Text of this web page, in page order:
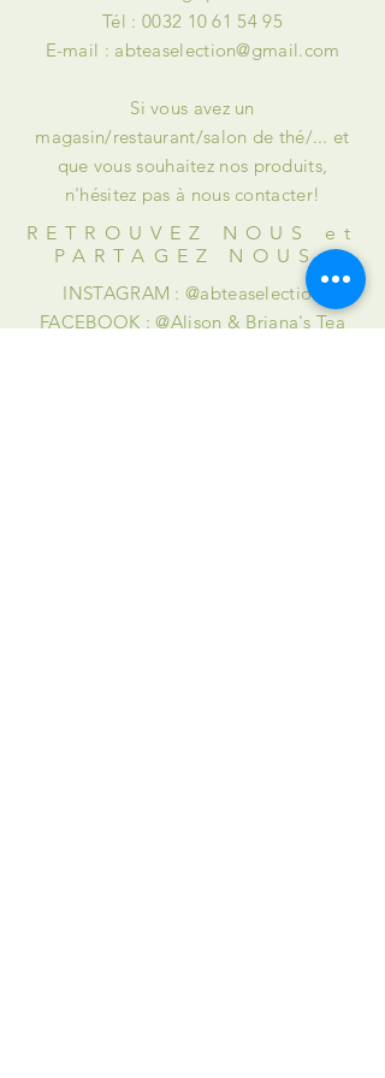
Tél : 0032 10 61 54 95
E-mail : abteaselection@gmail.com
Si vous avez un
magasin/restaurant/salon de thé/... et
que vous souhaitez nos produits,
n'hésitez pas à nous contacter!
RETROUVEZ NOUS et
PARTAGEZ NOUS
INSTAGRAM : @abteaselection
FACEBOOK : @Alison & Briana's Tea